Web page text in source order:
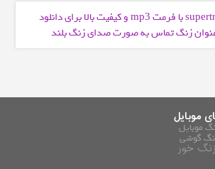
mp3 و کیفیت بالا برای دانلود
عنوان زنگ تماس به صورت صدای زنگ بلند
موبایل
موبایل
گوشی
زنگ خور